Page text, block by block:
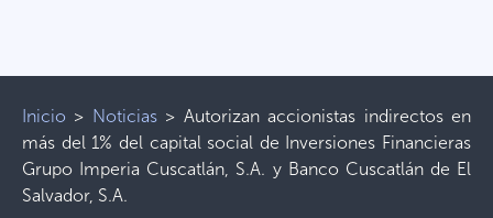
Inicio > Noticias> Autorizan accionistas indirectos en
más del 1% del capital social de Inversiones Financieras
Grupo Imperia Cuscatlán, S.A. y Banco Cuscatlán de El
Salvador, S.A.